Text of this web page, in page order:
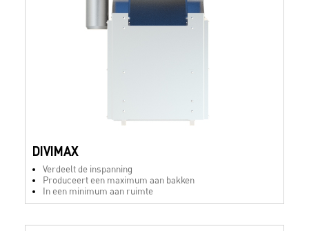
DIVIMAX
Verdeelt de inspanning
Produceert een maximum aan bakken
In een minimum aan ruimte